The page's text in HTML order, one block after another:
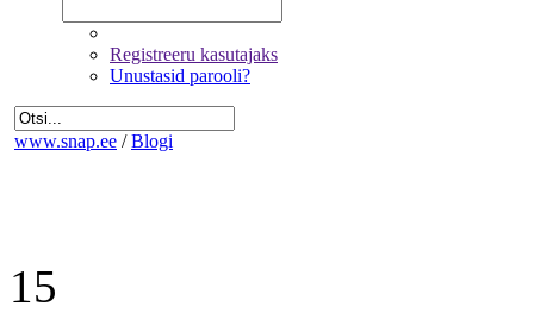
Registreeru kasutajaks
Unustasid parooli?
www.snap.ee / Blogi
15